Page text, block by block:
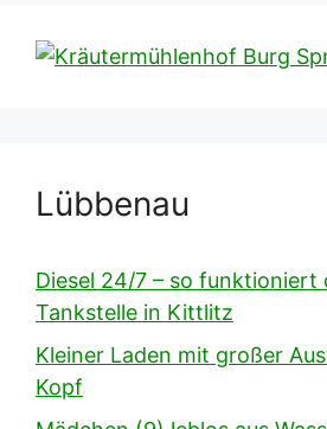
Lübbenau
Diesel 24/7 – so funktioniert
Tankstelle in Kittlitz
Kleiner Laden mit großer
Kopf